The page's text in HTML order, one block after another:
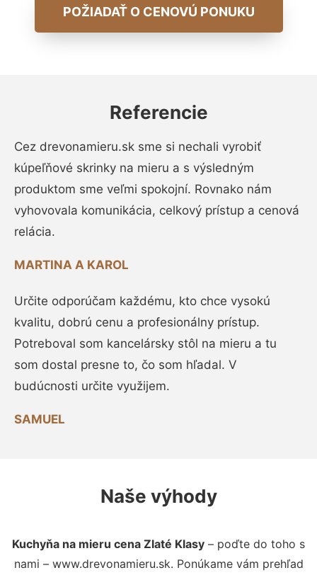
POŽIADAŤ O CENOVÚ PONUKU
Referencie
Cez drevonamieru.sk sme si nechali vyrobiť
kúpeľňové skrinky na mieru a s výsledným
produktom sme veľmi spokojní. Rovnako nám
vyhovovala komunikácia, celkový prístup a cenová
relácia.
MARTINA A KAROL
Určite odporúčam každému, kto chce vysokú
kvalitu, dobrú cenu a profesionálny prístup.
Potreboval som kancelársky stôl na mieru a tu
som dostal presne to, čo som hľadal. V
budúcnosti určite využijem.
SAMUEL
Naše výhody
Kuchyňa na mieru cena Zlaté Klasy – poďte do toho s
nami – www.drevonamieru.sk. Ponúkame vám prehľad